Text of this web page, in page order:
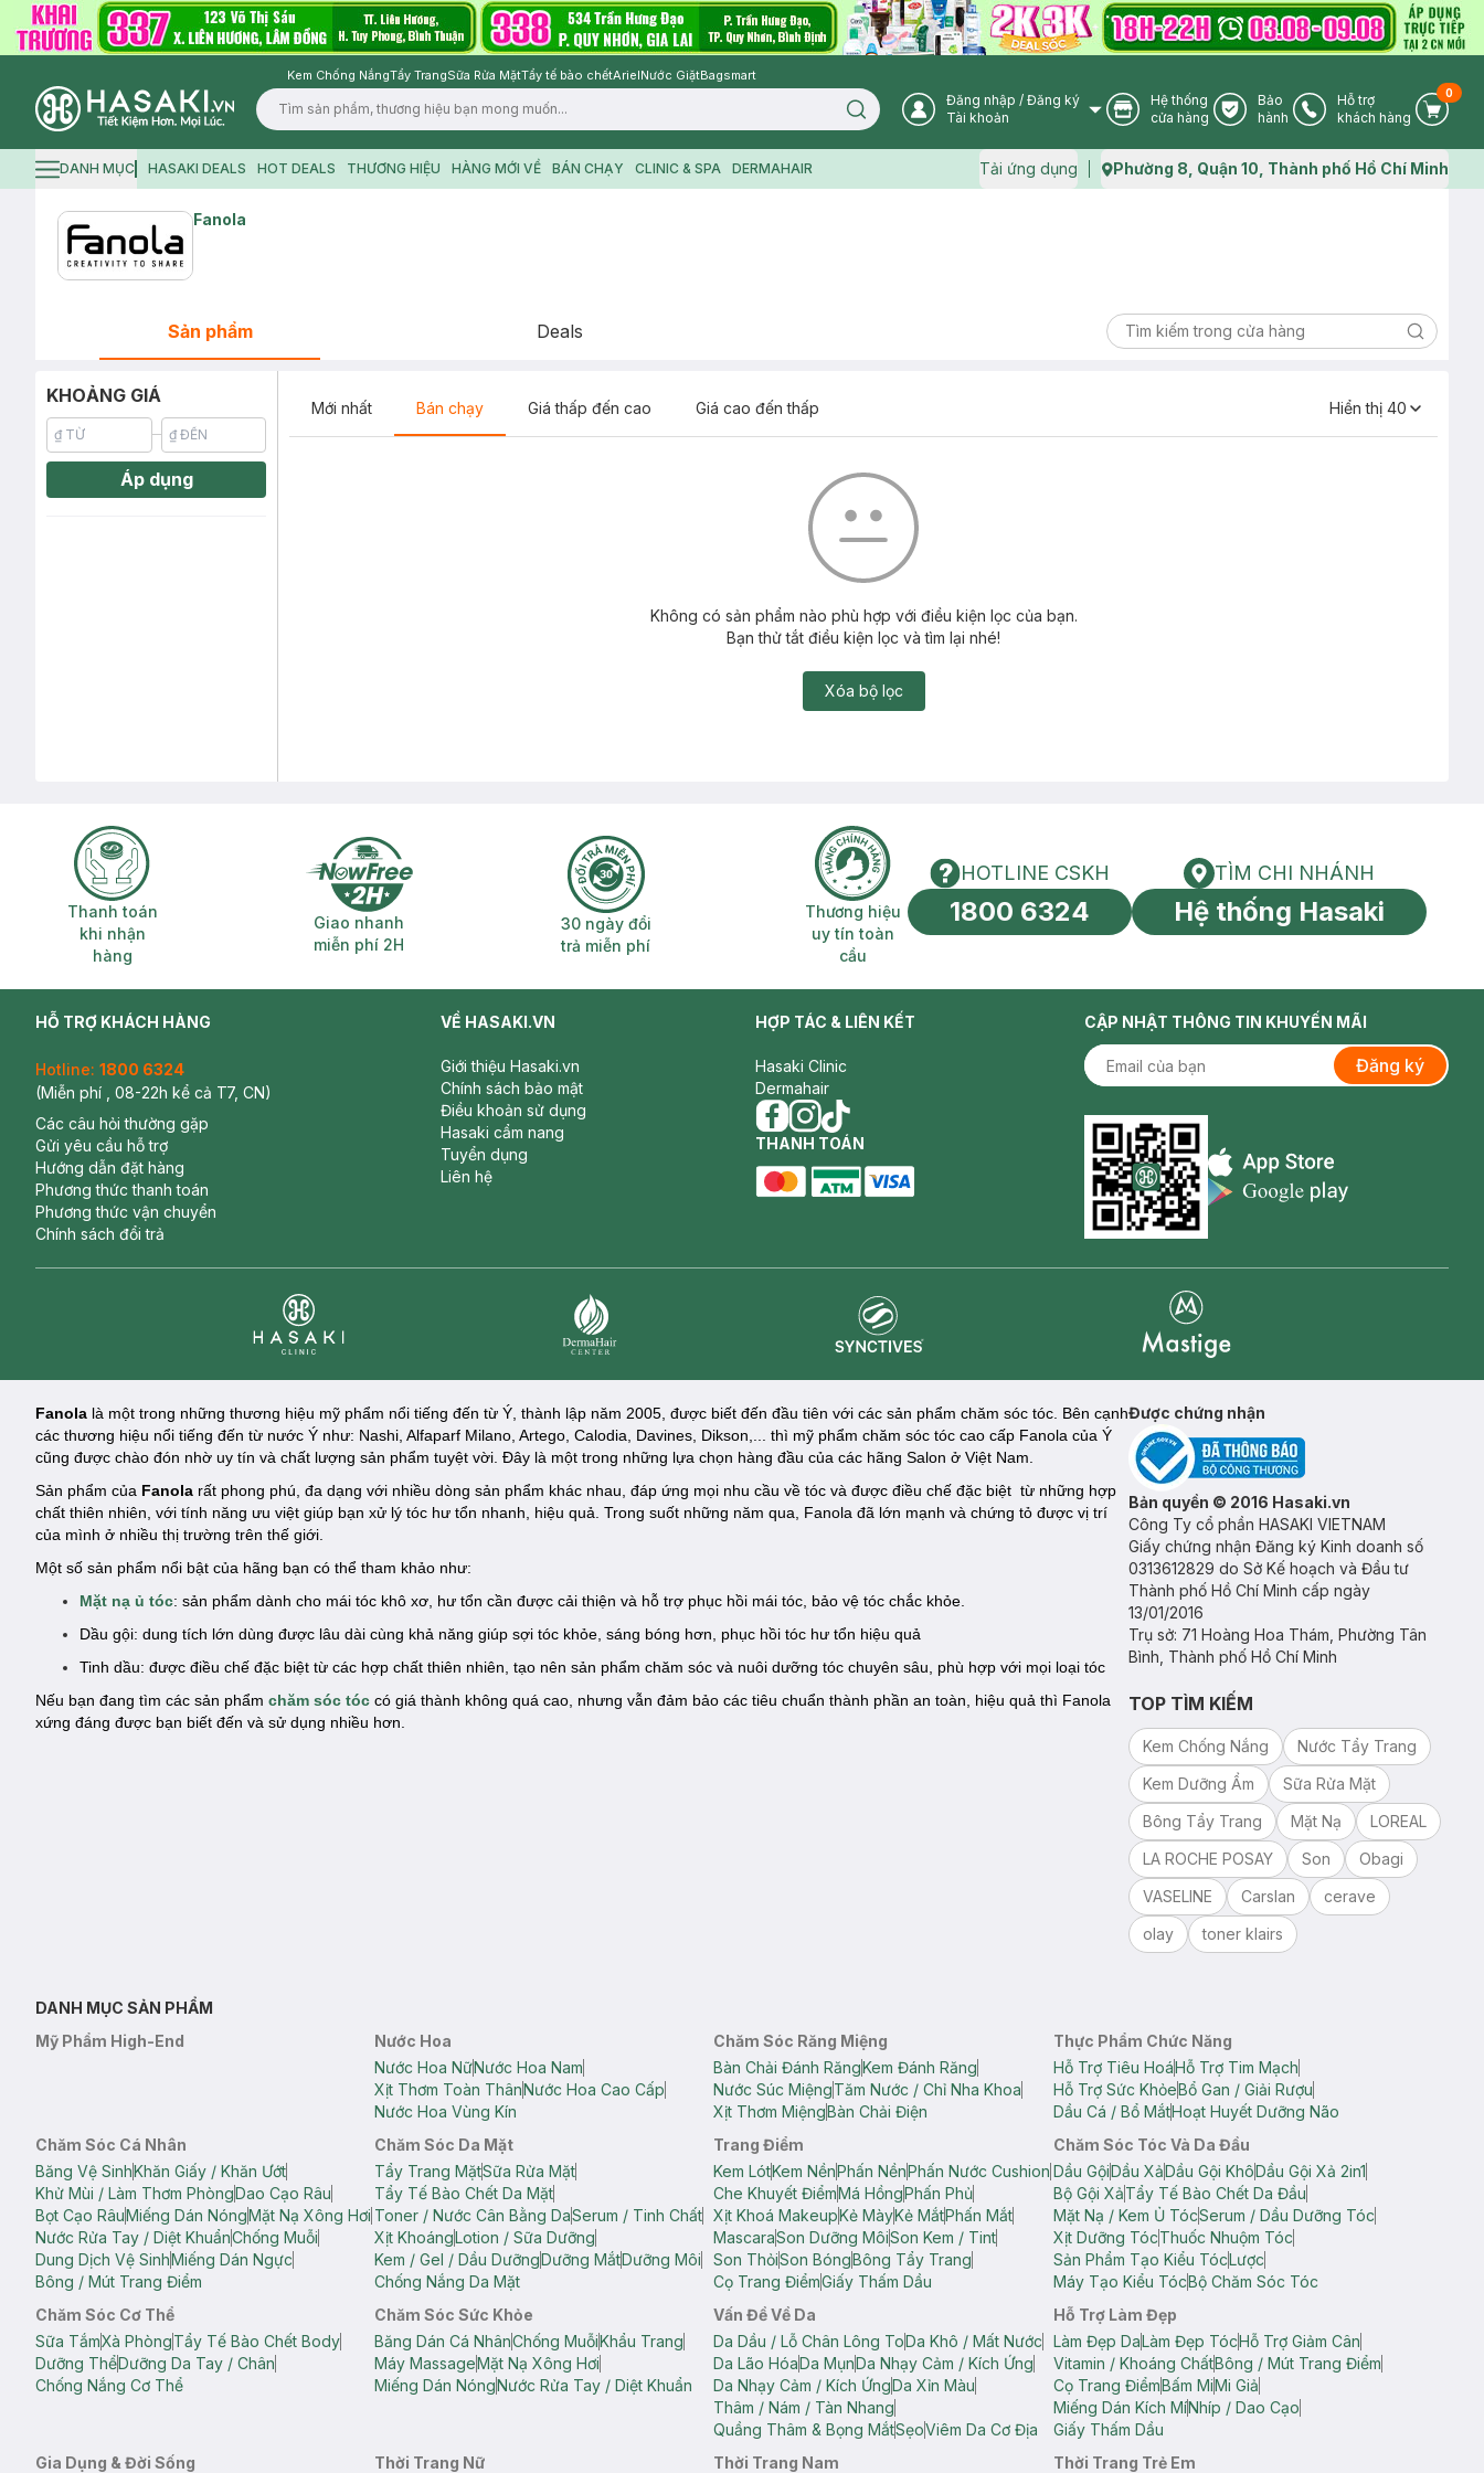
Kem Chống NắngTẩy TrangSữa Rửa MặtTẩy tế bào chếtArielNước GiặtBagsmart
Logo
Search icon User Icon
Đăng nhập / Đăng ký
Tài khoản
Store Icon
Hệ thống
cửa hàng
Warranty Icon
Bảo
hành
Phone Icon
Hỗ trợ
khách hàng
Cart
0
Hamburger icon
DANH MỤC HASAKI DEALS HOT DEALS THƯƠNG HIỆU HÀNG MỚI VỀ BÁN CHẠY CLINIC & SPA DERMAHAIR Tải ứng dụng Map icon
Phường 8, Quận 10, Thành phố Hồ Chí Minh
Fanola
Sản phẩm Deals Search
KHOẢNG GIÁ
Áp dụng
Mới nhất Bán chạy Giá thấp đến cao Giá cao đến thấp Hiển thị 40
Không có sản phẩm nào phù hợp với điều kiện lọc của bạn.
Bạn thử tắt điều kiện lọc và tìm lại nhé!
Xóa bộ lọc
Thanh toán khi nhận hàng
Thanh toán
khi nhận
hàng
Giao nhanh miễn phí 2H
Giao nhanh
miễn phí 2H
30 ngày đổi trả miễn phí
30 ngày đổi
trả miễn phí
Thương hiệu uy tín toàn cầu
Thương hiệu
uy tín toàn
cầu
HOTLINE CSKH
HOTLINE CSKH
1800 6324
Tìm chi nhánh
TÌM CHI NHÁNH
Hệ thống Hasaki
HỖ TRỢ KHÁCH HÀNG
Hotline: 1800 6324
(Miễn phí , 08-22h kể cả T7, CN)
Các câu hỏi thường gặp
Gửi yêu cầu hỗ trợ
Hướng dẫn đặt hàng
Phương thức thanh toán
Phương thức vận chuyển
Chính sách đổi trả
VỀ HASAKI.VN
Giới thiệu Hasaki.vn
Chính sách bảo mật
Điều khoản sử dụng
Hasaki cẩm nang
Tuyển dụng
Liên hệ
HỢP TÁC & LIÊN KẾT
Hasaki Clinic
Dermahair
facebook
instagram
tiktok
THANH TOÁN
CẬP NHẬT THÔNG TIN KHUYẾN MÃI
Đăng ký
Appstore icon
Fanola là một trong những thương hiệu mỹ phẩm nổi tiếng đến từ Ý, thành lập năm 2005, được biết đến đầu tiên với các sản phẩm chăm sóc tóc. Bên cạnh
các thương hiệu nổi tiếng đến từ nước Ý như: Nashi, Alfaparf Milano, Artego, Calodia, Davines, Dikson,... thì mỹ phẩm chăm sóc tóc cao cấp Fanola của Ý
cũng được chào đón nhờ uy tín và chất lượng sản phẩm tuyệt vời. Đây là một trong những lựa chọn hàng đầu của các hãng Salon ở Việt Nam.
Sản phẩm của Fanola rất phong phú, đa dạng với nhiều dòng sản phẩm khác nhau, đáp ứng mọi nhu cầu về tóc và được điều chế đặc biệt từ những hợp
chất thiên nhiên, với tính năng ưu việt giúp bạn xử lý tóc hư tổn nhanh, hiệu quả. Trong suốt những năm qua, Fanola đã lớn mạnh và chứng tỏ được vị trí
của mình ở nhiều thị trường trên thế giới.
Một số sản phẩm nổi bật của hãng bạn có thể tham khảo như:
Mặt nạ ủ tóc: sản phẩm dành cho mái tóc khô xơ, hư tổn cần được cải thiện và hỗ trợ phục hồi mái tóc, bảo vệ tóc chắc khỏe.
Dầu gội: dung tích lớn dùng được lâu dài cùng khả năng giúp sợi tóc khỏe, sáng bóng hơn, phục hồi tóc hư tổn hiệu quả
Tinh dầu: được điều chế đặc biệt từ các hợp chất thiên nhiên, tạo nên sản phẩm chăm sóc và nuôi dưỡng tóc chuyên sâu, phù hợp với mọi loại tóc
Nếu bạn đang tìm các sản phẩm chăm sóc tóc có giá thành không quá cao, nhưng vẫn đảm bảo các tiêu chuẩn thành phần an toàn, hiệu quả thì Fanola
xứng đáng được bạn biết đến và sử dụng nhiều hơn.
Được chứng nhận
Bản quyền © 2016 Hasaki.vn
Công Ty cổ phần HASAKI VIETNAM
Giấy chứng nhận Đăng ký Kinh doanh số
0313612829 do Sở Kế hoạch và Đầu tư
Thành phố Hồ Chí Minh cấp ngày
13/01/2016
Trụ sở: 71 Hoàng Hoa Thám, Phường Tân
Bình, Thành phố Hồ Chí Minh
TOP TÌM KIẾM
Kem Chống Nắng
Nước Tẩy Trang
Kem Dưỡng Ẩm
Sữa Rửa Mặt
Bông Tẩy Trang
Mặt Nạ
LOREAL
LA ROCHE POSAY
Son
Obagi
VASELINE
Carslan
cerave
olay
toner klairs
DANH MỤC SẢN PHẨM
Mỹ Phẩm High-End
Nước Hoa
Nước Hoa NữNước Hoa Nam
Xịt Thơm Toàn ThânNước Hoa Cao Cấp
Nước Hoa Vùng Kín
Chăm Sóc Răng Miệng
Bàn Chải Đánh RăngKem Đánh Răng
Nước Súc MiệngTăm Nước / Chỉ Nha Khoa
Xịt Thơm MiệngBàn Chải Điện
Thực Phẩm Chức Năng
Hỗ Trợ Tiêu HoáHỗ Trợ Tim Mạch
Hỗ Trợ Sức KhỏeBổ Gan / Giải Rượu
Dầu Cá / Bổ MắtHoạt Huyết Dưỡng Não
Chăm Sóc Cá Nhân
Băng Vệ SinhKhăn Giấy / Khăn Ướt
Khử Mùi / Làm Thơm PhòngDao Cạo Râu
Bọt Cạo RâuMiếng Dán NóngMặt Nạ Xông Hơi
Nước Rửa Tay / Diệt KhuẩnChống Muỗi
Dung Dịch Vệ SinhMiếng Dán Ngực
Bông / Mút Trang Điểm
Chăm Sóc Da Mặt
Tẩy Trang MặtSữa Rửa Mặt
Tẩy Tế Bào Chết Da Mặt
Toner / Nước Cân Bằng DaSerum / Tinh Chất
Xịt KhoángLotion / Sữa Dưỡng
Kem / Gel / Dầu DưỡngDưỡng MắtDưỡng Môi
Chống Nắng Da Mặt
Trang Điểm
Kem LótKem NềnPhấn NềnPhấn Nước Cushion
Che Khuyết ĐiểmMá HồngPhấn Phủ
Xịt Khoá MakeupKẻ MàyKẻ MắtPhấn Mắt
MascaraSon Dưỡng MôiSon Kem / Tint
Son ThỏiSon BóngBông Tẩy Trang
Cọ Trang ĐiểmGiấy Thấm Dầu
Chăm Sóc Tóc Và Da Đầu
Dầu GộiDầu XảDầu Gội KhôDầu Gội Xả 2in1
Bộ Gội XảTẩy Tế Bào Chết Da Đầu
Mặt Nạ / Kem Ủ TócSerum / Dầu Dưỡng Tóc
Xịt Dưỡng TócThuốc Nhuộm Tóc
Sản Phẩm Tạo Kiểu TócLược
Máy Tạo Kiểu TócBộ Chăm Sóc Tóc
Chăm Sóc Cơ Thể
Sữa TắmXà PhòngTẩy Tế Bào Chết Body
Dưỡng ThểDưỡng Da Tay / Chân
Chống Nắng Cơ Thể
Chăm Sóc Sức Khỏe
Băng Dán Cá NhânChống MuỗiKhẩu Trang
Máy MassageMặt Nạ Xông Hơi
Miếng Dán NóngNước Rửa Tay / Diệt Khuẩn
Vấn Đề Về Da
Da Dầu / Lỗ Chân Lông ToDa Khô / Mất Nước
Da Lão HóaDa MụnDa Nhạy Cảm / Kích Ứng
Da Nhạy Cảm / Kích ỨngDa Xỉn Màu
Thâm / Nám / Tàn Nhang
Quầng Thâm & Bọng MắtSẹoViêm Da Cơ Địa
Hỗ Trợ Làm Đẹp
Làm Đẹp DaLàm Đẹp TócHỗ Trợ Giảm Cân
Vitamin / Khoáng ChấtBông / Mút Trang Điểm
Cọ Trang ĐiểmBấm MiMi Giả
Miếng Dán Kích MíNhíp / Dao Cạo
Giấy Thấm Dầu
Gia Dụng & Đời Sống
Thời Trang Nữ Thời Trang Nam Thời Trang Trẻ Em